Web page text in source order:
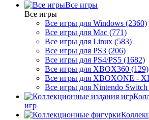
Все игры
Все игры
Все игры для Windows (2360)
Все игры для Mac (771)
Все игры для Linux (583)
Все игры для PS3 (206)
Все игры для PS4/PS5 (1682)
Все игры для XBOX360 (129)
Все игры для XBOXONE -
Все игры для Nintendo Switch
игр